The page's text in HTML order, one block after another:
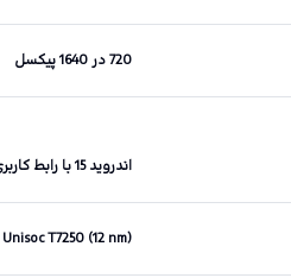
720 در 1640 پیکسل
اندروید 15 با رابط کاربری HyperOS
Unisoc T7250 (12 nm)